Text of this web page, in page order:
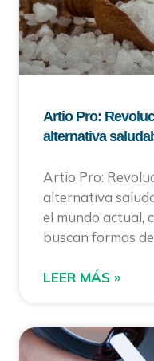
Artio Pro:
alternativa
Artio Pro:
alternativa
el mundo actual,
buscan formas
LEER MÁS »